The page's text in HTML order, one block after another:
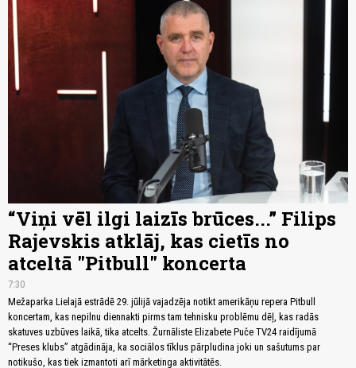
“Viņi vēl ilgi laizīs brūces...” Filips
Rajevskis atklāj, kas cietīs no
atceltā "Pitbull" koncerta
7:30
Mežaparka Lielajā estrādē 29. jūlijā vajadzēja notikt amerikāņu repera Pitbull
koncertam, kas nepilnu diennakti pirms tam tehnisku problēmu dēļ, kas radās
skatuves uzbūves laikā, tika atcelts. Žurnāliste Elizabete Puče TV24 raidījumā
“Preses klubs” atgādināja, ka sociālos tīklus pārpludina joki un sašutums par
notikušo, kas tiek izmantoti arī mārketinga aktivitātēs.